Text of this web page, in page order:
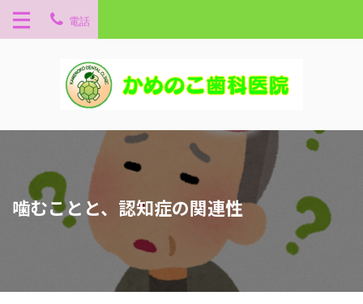
電話
噛むことと、認知症の関連性